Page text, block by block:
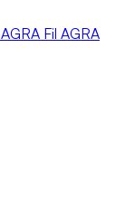
AGRA Fil AGRA